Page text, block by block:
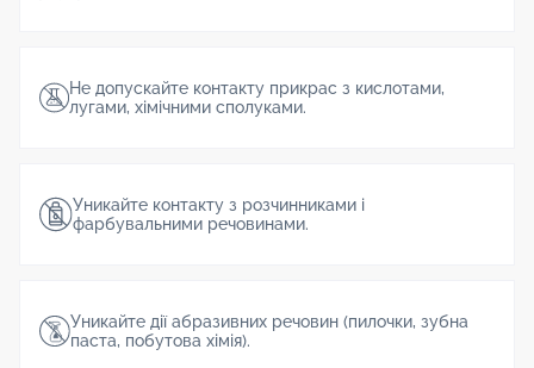
Не допускайте контакту прикрас з кислотами,
лугами, хімічними сполуками.
Уникайте контакту з розчинниками і
фарбувальними речовинами.
Уникайте дії абразивних речовин (пилочки, зубна
паста, побутова хімія).